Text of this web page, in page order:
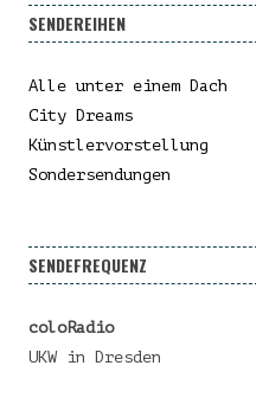
SENDEREIHEN
Alle unter einem Dach
City Dreams
Künstlervorstellung
Sondersendungen
SENDEFREQUENZ
coloRadio
UKW in Dresden